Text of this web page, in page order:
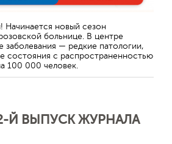
Начинается новый сезон
больнице. В центре
заболевания — редкие патологии,
состояния с распространенностью
100 000 человек.
Й ВЫПУСК ЖУРНАЛА